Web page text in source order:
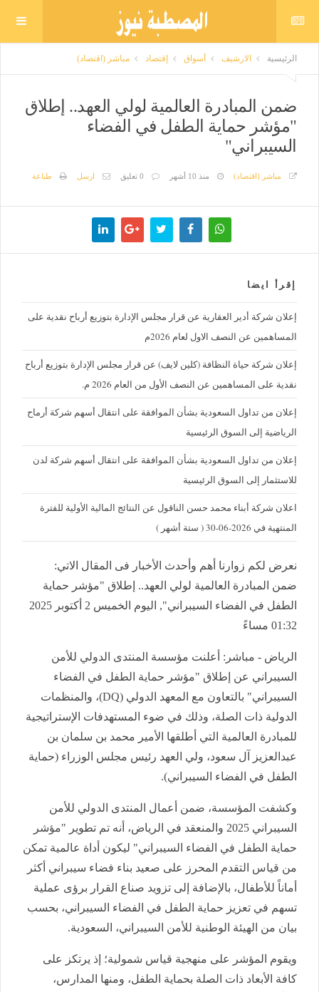
الرئيسية الارشيف أسواق إقتصاد مباشر (اقتصاد)
ضمن المبادرة العالمية لولي العهد.. إطلاق
"مؤشر حماية الطفل في الفضاء
السيبراني"
مباشر (اقتصاد) منذ 10 أشهر 0 تعليق ارسل طباعة
إقرأ ايضا
إعلان شركة أدير العقارية عن قرار مجلس الإدارة بتوزيع أرباح نقدية على
المساهمين عن النصف الاول لعام 2026م
إعلان شركة حياة النظافة (كلين لايف) عن قرار مجلس الإدارة بتوزيع أرباح
نقدية على المساهمين عن النصف الأول من العام 2026 م.
إعلان من تداول السعودية بشأن الموافقة على انتقال أسهم شركة أرماح
الرياضية إلى السوق الرئيسية
إعلان من تداول السعودية بشأن الموافقة على انتقال أسهم شركة لدن
للاستثمار إلى السوق الرئيسية
اعلان شركة أبناء محمد حسن الناقول عن النتائج المالية الأولية للفترة
المنتهية في 2026-06-30 ( ستة أشهر )
نعرض لكم زوارنا أهم وأحدث الأخبار فى المقال الاتي:
ضمن المبادرة العالمية لولي العهد.. إطلاق "مؤشر حماية
الطفل في الفضاء السيبراني", اليوم الخميس 2 أكتوبر 2025
01:32 مساءً
الرياض - مباشر: أعلنت مؤسسة المنتدى الدولي للأمن
السيبراني عن إطلاق "مؤشر حماية الطفل في الفضاء
السيبراني" بالتعاون مع المعهد الدولي (DQ)، والمنظمات
الدولية ذات الصلة، وذلك في ضوء المستهدفات الإستراتيجية
للمبادرة العالمية التي أطلقها الأمير محمد بن سلمان بن
عبدالعزيز آل سعود، ولي العهد رئيس مجلس الوزراء (حماية
الطفل في الفضاء السيبراني).
وكشفت المؤسسة، ضمن أعمال المنتدى الدولي للأمن
السيبراني 2025 والمنعقد في الرياض، أنه تم تطوير "مؤشر
حماية الطفل في الفضاء السيبراني" ليكون أداة عالمية تمكن
من قياس التقدم المحرز على صعيد بناء فضاء سيبراني أكثر
أماناً للأطفال، بالإضافة إلى تزويد صناع القرار برؤى عملية
تسهم في تعزيز حماية الطفل في الفضاء السيبراني، بحسب
بيان من الهيئة الوطنية للأمن السيبراني، السعودية.
ويقوم المؤشر على منهجية قياس شمولية؛ إذ يرتكز على
كافة الأبعاد ذات الصلة بحماية الطفل، ومنها المدارس،